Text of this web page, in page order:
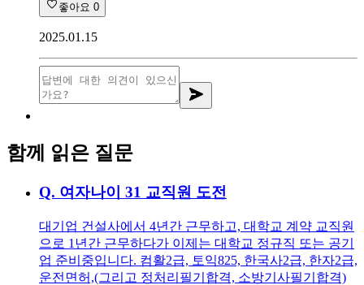
좋아요 0
2025.01.15
함께 읽은 질문
Q. 여자나이 31 교직원 도전
대기업 건설사에서 4년간 근무하고, 대학교 계약 교직원
으로 1년간 근무하다가 이제는 대학교 정규직 또는 공기
업 준비중입니다. 컴활2급, 토익825, 한국사2급, 한자2급,
운전면허,(그리고 정처리필기합격, 소방기사필기합격)